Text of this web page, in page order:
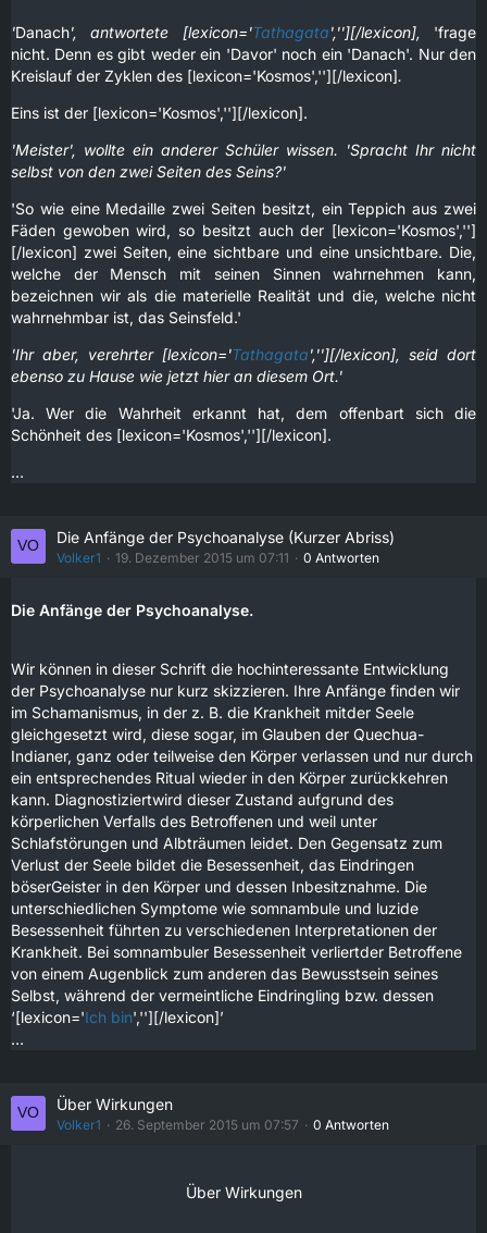
'Danach', antwortete [lexicon='Tathagata',''][/lexicon], 'frage
nicht. Denn es gibt weder ein 'Davor' noch ein 'Danach'. Nur den
Kreislauf der Zyklen des [lexicon='Kosmos',''][/lexicon].
Eins ist der [lexicon='Kosmos',''][/lexicon].
'Meister', wollte ein anderer Schüler wissen. 'Spracht Ihr nicht
selbst von den zwei Seiten des Seins?'
'So wie eine Medaille zwei Seiten besitzt, ein Teppich aus zwei
Fäden gewoben wird, so besitzt auch der [lexicon='Kosmos','']
[/lexicon] zwei Seiten, eine sichtbare und eine unsichtbare. Die,
welche der Mensch mit seinen Sinnen wahrnehmen kann,
bezeichnen wir als die materielle Realität und die, welche nicht
wahrnehmbar ist, das Seinsfeld.'
'Ihr aber, verehrter [lexicon='Tathagata',''][/lexicon], seid dort
ebenso zu Hause wie jetzt hier an diesem Ort.'
'Ja. Wer die Wahrheit erkannt hat, dem offenbart sich die
Schönheit des [lexicon='Kosmos',''][/lexicon].
…
Die Anfänge der Psychoanalyse (Kurzer Abriss)
Volker1 19. Dezember 2015 um 07:11 0 Antworten
Die Anfänge der Psychoanalyse.
Wir können in dieser Schrift die hochinteressante Entwicklung
der Psychoanalyse nur kurz skizzieren. Ihre Anfänge finden wir
im Schamanismus, in der z. B. die Krankheit mitder Seele
gleichgesetzt wird, diese sogar, im Glauben der Quechua-
Indianer, ganz oder teilweise den Körper verlassen und nur durch
ein entsprechendes Ritual wieder in den Körper zurückkehren
kann. Diagnostiziertwird dieser Zustand aufgrund des
körperlichen Verfalls des Betroffenen und weil unter
Schlafstörungen und Albträumen leidet. Den Gegensatz zum
Verlust der Seele bildet die Besessenheit, das Eindringen
böserGeister in den Körper und dessen Inbesitznahme. Die
unterschiedlichen Symptome wie somnambule und luzide
Besessenheit führten zu verschiedenen Interpretationen der
Krankheit. Bei somnambuler Besessenheit verliertder Betroffene
von einem Augenblick zum anderen das Bewusstsein seines
Selbst, während der vermeintliche Eindringling bzw. dessen
‘[lexicon='Ich bin',''][/lexicon]’
…
Über Wirkungen
Volker1 26. September 2015 um 07:57 0 Antworten
Über Wirkungen